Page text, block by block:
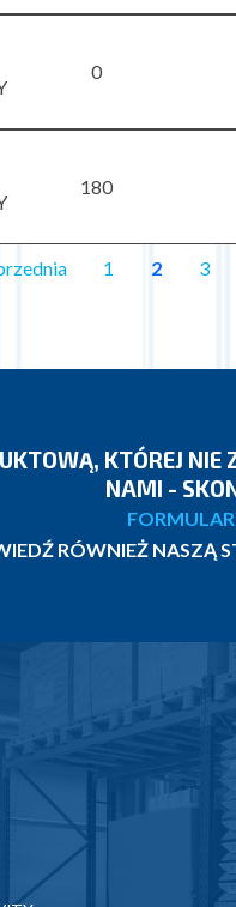
0
180
1 2 3
KTÓREJ
NAMI -
RÓWNIEŻ NASZĄ